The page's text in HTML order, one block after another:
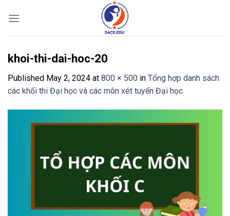
khoi-thi-dai-hoc-20
Published May 2, 2024 at 800 × 500 in Tổng hợp danh sách
các khối thi Đại học và các môn xét tuyển Đại học